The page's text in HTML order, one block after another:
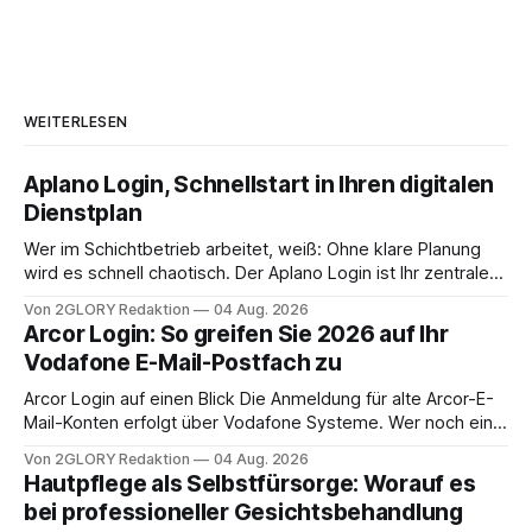
WEITERLESEN
Aplano Login, Schnellstart in Ihren digitalen
Dienstplan
Wer im Schichtbetrieb arbeitet, weiß: Ohne klare Planung
wird es schnell chaotisch. Der Aplano Login ist Ihr zentraler
abwesenheiten und die gesamte kommunikation rund um
Ihr personal digital zu organisieren. In diesem Leitfaden
erfahren Sie alles, was Sie für einen reibungslosen Einstieg
brauchen, von der Registrierung
Von 2GLORY Redaktion 04 Aug. 2026
Arcor Login: So greifen Sie 2026 auf Ihr
Vodafone E-Mail-Postfach zu
Arcor Login auf einen Blick Die Anmeldung für alte Arcor-E-
Mail-Konten erfolgt über Vodafone Systeme. Wer noch eine
besitzt, loggt sich heute über das Vodafone E-Mail & Cloud
Portal ein. Der klassische Arcor Login über mail.
Von 2GLORY Redaktion 04 Aug. 2026
Hautpflege als Selbstfürsorge: Worauf es
bei professioneller Gesichtsbehandlung